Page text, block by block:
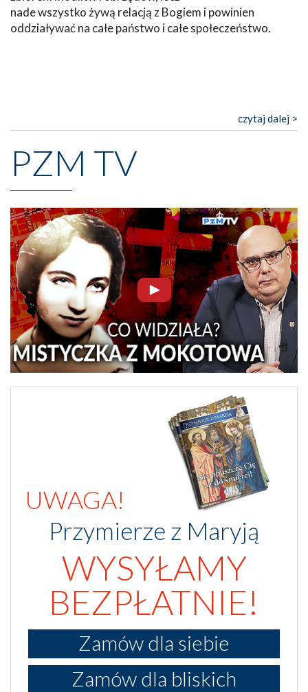
nade wszystko żywą relacją z Bogiem i powinien
oddziaływać na całe państwo i całe społeczeństwo.
czytaj dalej >
PZM TV
UWAGA!
Przymierze z Maryją
WYSYŁAMY
BEZPŁATNIE!
Zamów dla siebie
Zamów dla bliskich